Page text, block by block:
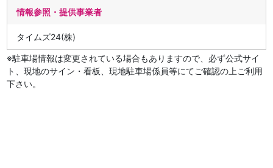
情報参照・提供事業者
タイムズ24(株)
※駐車場情報は変更されている場合もありますので、必ず公式サイ
ト、現地のサイン・看板、現地駐車場係員等にてご確認の上ご利用
下さい。